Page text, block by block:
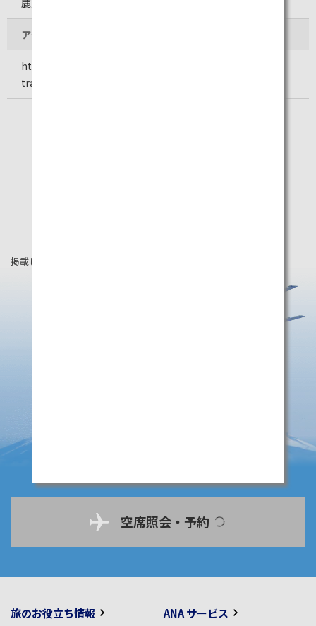
アクセス
https://www.koj-ab.co.jp/ground-
transportation/access.html
掲載している情報は2025年6月時点の情報です。
空席照会・予約
旅のお役立ち情報 ANA サービス